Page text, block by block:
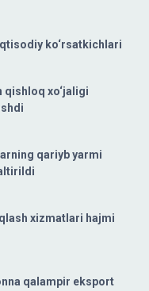
ko‘rsatkichlari
xo‘jaligi
qariyb yarmi
xizmatlari hajmi
qalampir eksport